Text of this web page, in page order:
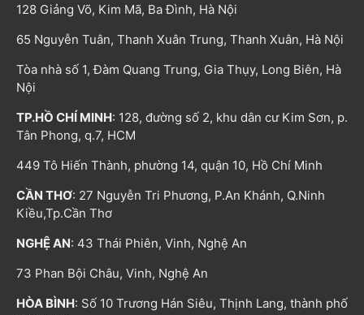
128 Giảng Võ, Kim Mã, Ba Đình, Hà Nội
65 Nguyễn Tuân, Thanh Xuân Trung, Thanh Xuân, Hà Nội
Tòa nhà số 1, Đàm Quang Trung, Gia Thụy, Long Biên, Hà
Nội
TP.HỒ CHÍ MINH: 128, đường số 2, khu dân cư Kim Sơn, p.
Tân Phong, q.7, HCM
449 Tô Hiến Thành, phường 14, quận 10, Hồ Chí Minh
CẦN THƠ: 27 Nguyễn Tri Phương, P.An Khánh, Q.Ninh
Kiều,Tp.Cần Thơ
NGHỆ AN: 43 Thái Phiên, Vinh, Nghệ An
73 Phan Bội Châu, Vinh, Nghệ An
HÒA BÌNH: Số 10 Trương Hán Siêu, Thịnh Lang, thành phố